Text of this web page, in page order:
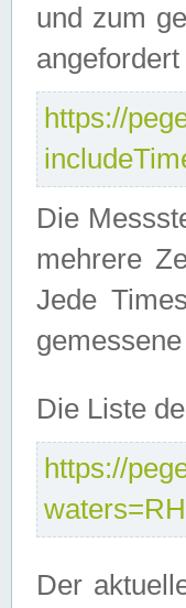
und zum
https://
Die
mehrere
Jede
Die Liste
https://
Der